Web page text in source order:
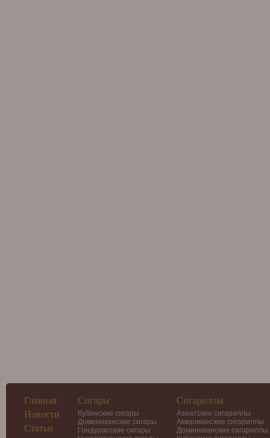
Главная
Новости
Статьи
Сигары
Кубинские сигары
Доминиканские сигары
Гондурасские сигары
Сигариллы
Азиатские сигариллы
Американские сигариллы
Доминиканские сигариллы